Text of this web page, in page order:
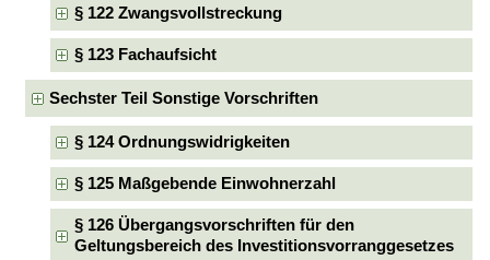
§ 122 Zwangsvollstreckung
§ 123 Fachaufsicht
Sechster Teil Sonstige Vorschriften
§ 124 Ordnungswidrigkeiten
§ 125 Maßgebende Einwohnerzahl
§ 126 Übergangsvorschriften für den
Geltungsbereich des Investitionsvorranggesetzes